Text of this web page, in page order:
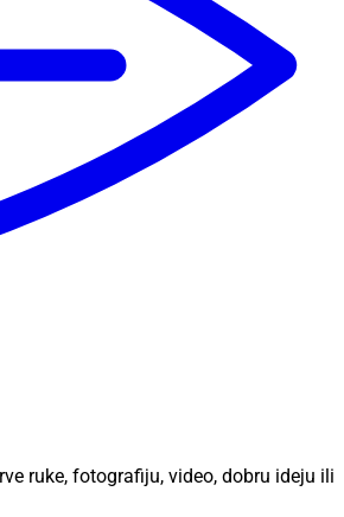
ruke, fotografiju, video, dobru ideju ili